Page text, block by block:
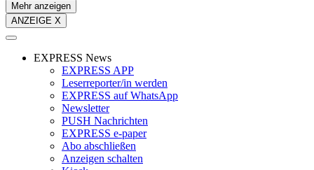
Mehr anzeigen
ANZEIGE X
EXPRESS News
EXPRESS APP
Leserreporter/in werden
EXPRESS auf WhatsApp
Newsletter
PUSH Nachrichten
EXPRESS e-paper
Abo abschließen
Anzeigen schalten